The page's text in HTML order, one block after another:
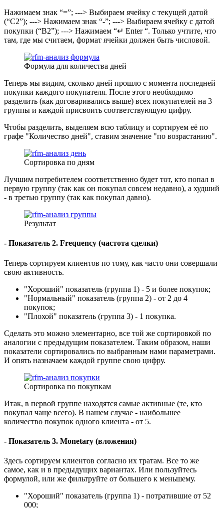
Нажимаем знак “=”; ---> Выбираем ячейку с текущей датой
(“С2”); ---> Нажимаем знак “-”; ---> Выбираем ячейку с датой
покупки (“В2”); ---> Нажимаем “↵ Enter “. Только учтите, что
там, где мы считаем, формат ячейки должен быть числовой.
Формула для количества дней
Теперь мы видим, сколько дней прошло с момента последней
покупки каждого покупателя. После этого необходимо
разделить (как договаривались выше) всех покупателей на 3
группы и каждой присвоить соответствующую цифру.
Чтобы разделить, выделяем всю таблицу и сортируем её по
графе "Количество дней", ставим значение "по возрастанию".
Сортировка по дням
Лучшим потребителем соответственно будет тот, кто попал в
первую группу (так как он покупал совсем недавно), а худший
- в третью группу (так как покупал давно).
Результат
- Показатель 2. Frequency (частота сделки)
Теперь сортируем клиентов по тому, как часто они совершали
свою активность.
"Хороший" показатель (группа 1) - 5 и более покупок;
"Нормальный" показатель (группа 2) - от 2 до 4
покупок;
"Плохой" показатель (группа 3) - 1 покупка.
Сделать это можно элементарно, все той же сортировкой по
аналогии с предыдущим показателем. Таким образом, наши
показатели сортировались по выбранным нами параметрами.
И опять назначаем каждой группе свою цифру.
Сортировка по покупкам
Итак, в первой группе находятся самые активные (те, кто
покупал чаще всего). В нашем случае - наибольшее
количество покупок одного клиента - от 5.
- Показатель 3. Monetary (вложения)
Здесь сортируем клиентов согласно их тратам. Все то же
самое, как и в предыдущих вариантах. Или пользуйтесь
формулой, или же фильтруйте от большего к меньшему.
"Хороший" показатель (группа 1) - потратившие от 52
000;